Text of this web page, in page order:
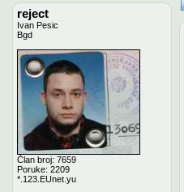
reject
Ivan Pesic
Bgd
Član broj: 7659
Poruke: 2209
*.123.EUnet.yu